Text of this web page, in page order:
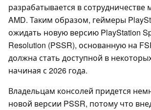
разрабатывается в сотрудничестве
AMD. Таким образом, геймеры
ожидать новую версию PlayStation
Resolution (PSSR), основанную на
должна стать доступной в
начиная с 2026 года.
Владельцам консолей придется
новой версии PSSR, потому что